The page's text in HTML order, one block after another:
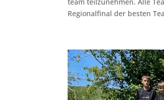
Regionalfinal der besten